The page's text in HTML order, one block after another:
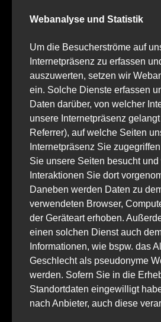
Webanalyse und Statistik
Um die Besucherströme auf
Internetpräsenz zu erfassen
auszuwerten, setzen wir
ein. Solche Dienste erfassen
Daten darüber, von welcher
unsere Internetpräsenz
Referrer), auf welche Seiten
Internetpräsenz Sie
Sie unsere Seiten besucht
Interaktionen Sie dort
Daneben werden Daten zu
verwendeten Browser,
der Geräteart erhoben.
einen solchen Dienst auch
Informationen, wie bspw. das
Geschlecht als pseudonyme
werden. Sofern Sie in die
Standortdaten eingewilligt
nach Anbieter, auch diese